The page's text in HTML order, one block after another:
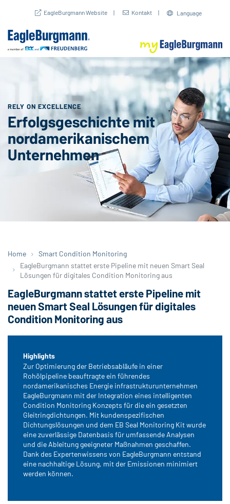
EagleBurgmann Website Kontakt Language
RELY ON EXCELLENCE
Erfolgsgeschichte mit
nordamerikanischem
Unternehmen
Home
Smart Condition Monitoring
EagleBurgmann stattet erste Pipeline mit neuen Smart Seal
Lösungen für digitales Condition Monitoring aus
EagleBurgmann stattet erste Pipeline mit
neuen Smart Seal Lösungen für digitales
Condition Monitoring aus
Highlights
Zur Optimierung der Betriebsabläufe in einer
Rohölpipeline beauftragte ein führendes
nordamerikanisches Energie infrastrukturunternehmen
EagleBurgmann mit der Integration eines intelligenten
Condition Monitoring Konzepts für die ein gesetzten
Gleitringdichtungen. Mit kundenspezifischen
Dichtungslösungen und dem EB Seal Monitoring Kit wurde
eine zuverlässige Datenbasis für umfassende Analysen
und die Ableitung geeigneter Maßnahmen geschaffen.
Dank des Expertenwissens von EagleBurgmann entstand
eine nachhaltige Lösung, mit der Emissionen minimiert
werden können.